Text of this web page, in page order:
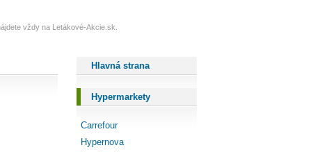
vždy na Letákové-Akcie.sk.
Hlavná strana
Hypermarkety
Carrefour
Hypernova